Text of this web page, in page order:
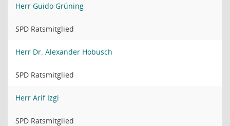
Herr Guido Grüning
SPD Ratsmitglied
Herr Dr. Alexander Hobusch
SPD Ratsmitglied
Herr Arif Izgi
SPD Ratsmitglied